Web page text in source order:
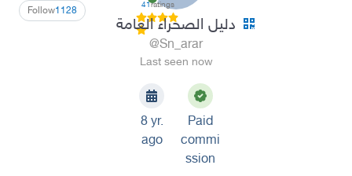
1128
Follow 41ratings
دليل الصحراء العامة
@Sn_arar
Last seen now
8 yr.
ago
Paid
commi
ssion